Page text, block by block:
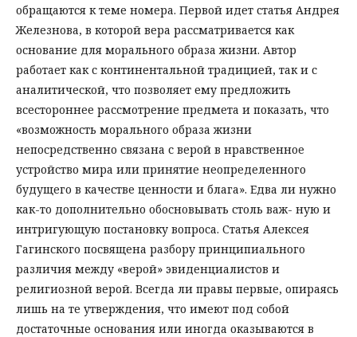
обращаются к теме номера. Первой идет статья Андрея
Железнова, в которой вера рассматривается как
основание для морального образа жизни. Автор
работает как с континентальной традицией, так и с
аналитической, что позволяет ему предложить
всестороннее рассмотрение предмета и показать, что
«возможность морального образа жизни
непосредственно связана с верой в нравственное
устройство мира или принятие неопределенного
будущего в качестве ценности и блага». Едва ли нужно
как-то дополнительно обосновывать столь важ- ную и
интригующую постановку вопроса. Статья Алексея
Гагинского посвящена разбору принципиального
различия между «верой» эвиденциалистов и
религиозной верой. Всегда ли правы первые, опираясь
лишь на те утверждения, что имеют под собой
достаточные основания или иногда оказываются в